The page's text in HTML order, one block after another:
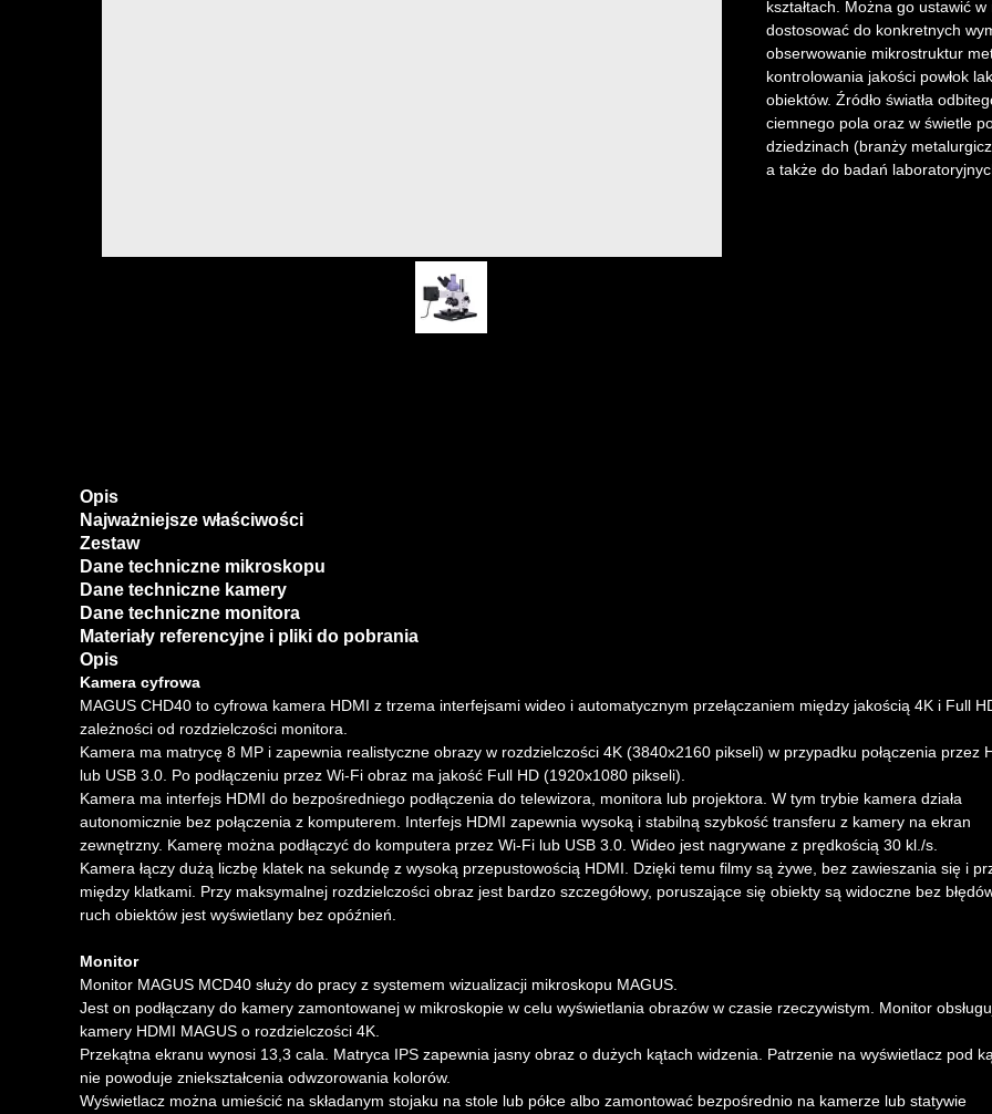
kształtach. Można go ustawić
dostosować do konkretnych
obserwowanie mikrostruktur
kontrolowania jakości powłok
obiektów. Źródło światła
ciemnego pola oraz w świetle
dziedzinach (branży
a także do badań
Opis
Najważniejsze właściwości
Zestaw
Dane techniczne mikroskopu
Dane techniczne kamery
Dane techniczne monitora
Materiały referencyjne i pliki do pobrania
Opis
Kamera cyfrowa
MAGUS CHD40 to cyfrowa kamera HDMI z trzema interfejsami wideo i automatycznym przełączaniem między jakością 4K i Full
zależności od rozdzielczości monitora.
Kamera ma matrycę 8 MP i zapewnia realistyczne obrazy w rozdzielczości 4K (3840x2160 pikseli) w przypadku połączenia przez
lub USB 3.0. Po podłączeniu przez Wi-Fi obraz ma jakość Full HD (1920x1080 pikseli).
Kamera ma interfejs HDMI do bezpośredniego podłączenia do telewizora, monitora lub projektora. W tym trybie kamera działa
autonomicznie bez połączenia z komputerem. Interfejs HDMI zapewnia wysoką i stabilną szybkość transferu z kamery na ekran
zewnętrzny. Kamerę można podłączyć do komputera przez Wi-Fi lub USB 3.0. Wideo jest nagrywane z prędkością 30 kl./s.
Kamera łączy dużą liczbę klatek na sekundę z wysoką przepustowością HDMI. Dzięki temu filmy są żywe, bez zawieszania się i
między klatkami. Przy maksymalnej rozdzielczości obraz jest bardzo szczegółowy, poruszające się obiekty są widoczne bez
ruch obiektów jest wyświetlany bez opóźnień.
Monitor
Monitor MAGUS MCD40 służy do pracy z systemem wizualizacji mikroskopu MAGUS.
Jest on podłączany do kamery zamontowanej w mikroskopie w celu wyświetlania obrazów w czasie rzeczywistym. Monitor
kamery HDMI MAGUS o rozdzielczości 4K.
Przekątna ekranu wynosi 13,3 cala. Matryca IPS zapewnia jasny obraz o dużych kątach widzenia. Patrzenie na wyświetlacz pod
nie powoduje zniekształcenia odwzorowania kolorów.
Wyświetlacz można umieścić na składanym stojaku na stole lub półce albo zamontować bezpośrednio na kamerze lub statywie